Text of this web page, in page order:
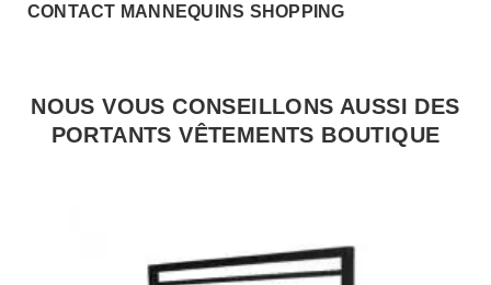
CONTACT MANNEQUINS SHOPPING
NOUS VOUS CONSEILLONS AUSSI DES
PORTANTS VÊTEMENTS BOUTIQUE